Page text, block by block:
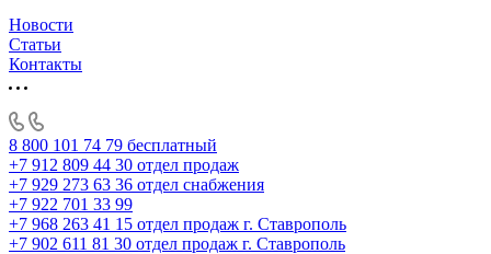
Новости
Статьи
Контакты
8 800 101 74 79 бесплатный
+7 912 809 44 30 отдел продаж
+7 929 273 63 36 отдел снабжения
+7 922 701 33 99
+7 968 263 41 15 отдел продаж г. Ставрополь
+7 902 611 81 30 отдел продаж г. Ставрополь